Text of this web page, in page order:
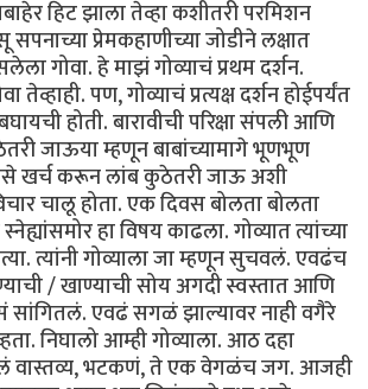
हिट झाला तेव्हा कशीतरी परमिशन
प्रेमकहाणीच्या जोडीने लक्षात
गोवा. हे माझं गोव्याचं प्रथम दर्शन.
तेव्हाही. पण, गोव्याचं प्रत्यक्ष दर्शन होईपर्यंत
होती. बारावीची परिक्षा संपली आणि
जाऊया म्हणून बाबांच्यामागे भूणभूण
खर्च करून लांब कुठेतरी जाऊ अशी
चालू होता. एक दिवस बोलता बोलता
हा विषय काढला. गोव्यात त्यांच्या
त्यांनी गोव्याला जा म्हणून सुचवलं. एवढंच
/ खाण्याची सोय अगदी स्वस्तात आणि
एवढं सगळं झाल्यावर नाही वगैरे
निघालो आम्ही गोव्याला. आठ दहा
वास्तव्य, भटकणं, ते एक वेगळंच जग. आजही